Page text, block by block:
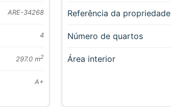
ARE-34268
4
297.0 m2
A+
Referência da propriedade
Número de quartos
Área interior